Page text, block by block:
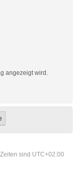
angezeigt wird.
sind UTC+02:00